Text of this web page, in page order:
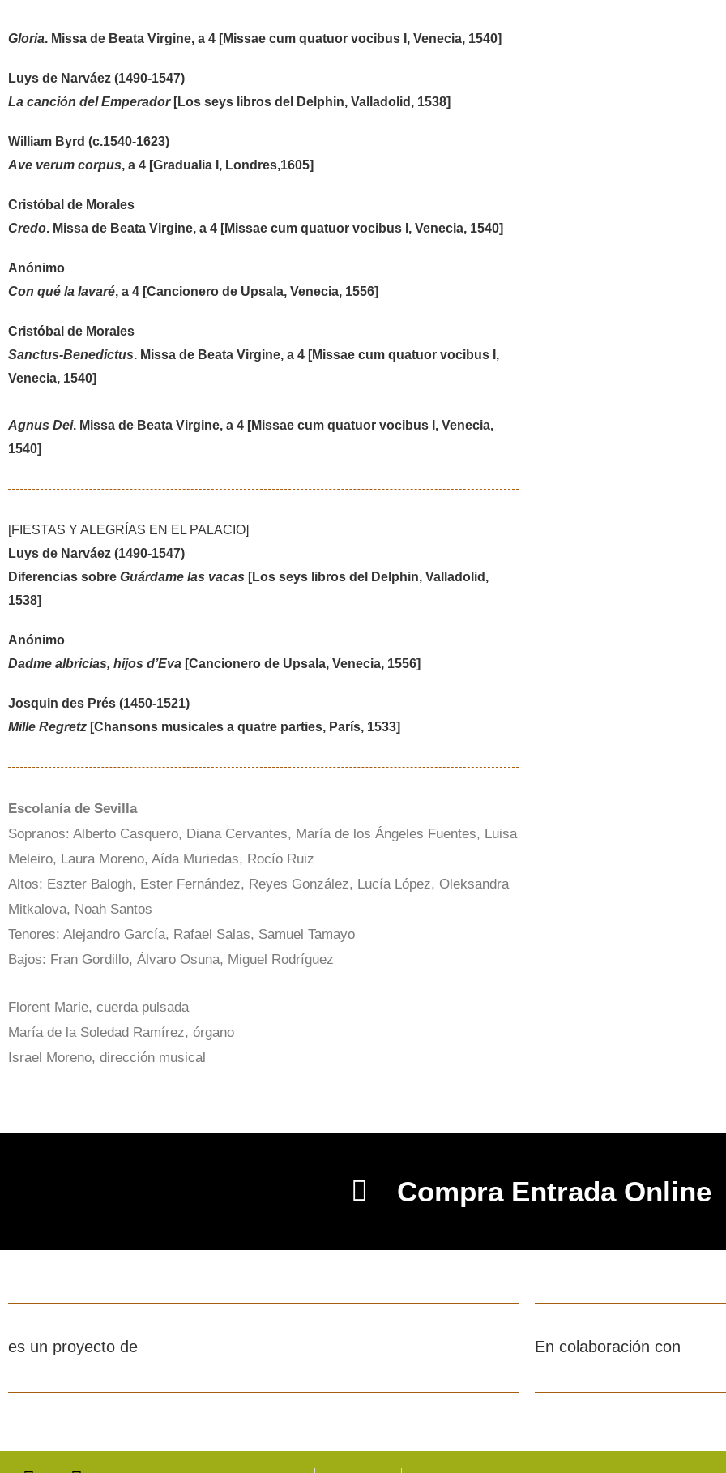
Gloria. Missa de Beata Virgine, a 4 [Missae cum quatuor vocibus I, Venecia, 1540]
Luys de Narváez (1490-1547)
La canción del Emperador[Los seys libros del Delphin, Valladolid, 1538]
William Byrd (c.1540-1623)
Ave verum corpus, a 4 [Gradualia I, Londres,1605]
Cristóbal de Morales
Credo. Missa de Beata Virgine, a 4 [Missae cum quatuor vocibus I, Venecia, 1540]
Anónimo
Con qué la lavaré, a 4 [Cancionero de Upsala, Venecia, 1556]
Cristóbal de Morales
Sanctus-Benedictus. Missa de Beata Virgine, a 4 [Missae cum quatuor vocibus I,
Venecia, 1540]
Agnus Dei. Missa de Beata Virgine, a 4 [Missae cum quatuor vocibus I, Venecia,
1540]
[FIESTAS Y ALEGRÍAS EN EL PALACIO]
Luys de Narváez (1490-1547)
Diferencias sobre Guárdame las vacas [Los seys libros del Delphin, Valladolid,
1538]
Anónimo
Dadme albricias, hijos d’Eva [Cancionero de Upsala, Venecia, 1556]
Josquin des Prés (1450-1521)
Mille Regretz [Chansons musicales a quatre parties, París, 1533]
Escolanía de Sevilla
Sopranos: Alberto Casquero, Diana Cervantes, María de los Ángeles Fuentes, Luisa
Meleiro, Laura Moreno, Aída Muriedas, Rocío Ruiz
Altos: Eszter Balogh, Ester Fernández, Reyes González, Lucía López, Oleksandra
Mitkalova, Noah Santos
Tenores: Alejandro García, Rafael Salas, Samuel Tamayo
Bajos: Fran Gordillo, Álvaro Osuna, Miguel Rodríguez
Florent Marie, cuerda pulsada
María de la Soledad Ramírez, órgano
Israel Moreno, dirección musical
Compra Entrada Online
es un proyecto de En colaboración con